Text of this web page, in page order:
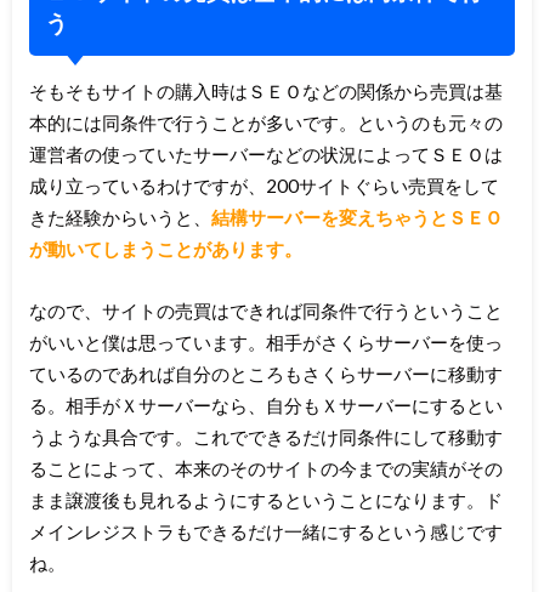
う
そもそもサイトの購入時はＳＥＯなどの関係から売買は基
本的には同条件で行うことが多いです。というのも元々の
運営者の使っていたサーバーなどの状況によってＳＥＯは
成り立っているわけですが、200サイトぐらい売買をして
きた経験からいうと、 結構サーバーを変えちゃうとＳＥＯ
が動いてしまうことがあります。
なので、サイトの売買はできれば同条件で行うということ
がいいと僕は思っています。相手がさくらサーバーを使っ
ているのであれば自分のところもさくらサーバーに移動す
る。相手がＸサーバーなら、自分もＸサーバーにするとい
うような具合です。これでできるだけ同条件にして移動す
ることによって、本来のそのサイトの今までの実績がその
まま譲渡後も見れるようにするということになります。ド
メインレジストラもできるだけ一緒にするという感じです
ね。